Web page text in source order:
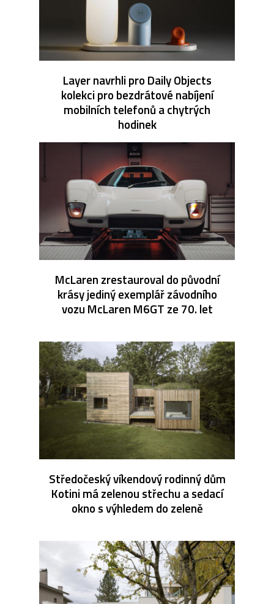
Layer navrhli pro Daily Objects
kolekci pro bezdrátové nabíjení
mobilních telefonů a chytrých
hodinek
McLaren zrestauroval do původní
krásy jediný exemplář závodního
vozu McLaren M6GT ze 70. let
Středočeský víkendový rodinný dům
Kotini má zelenou střechu a sedací
okno s výhledem do zeleně